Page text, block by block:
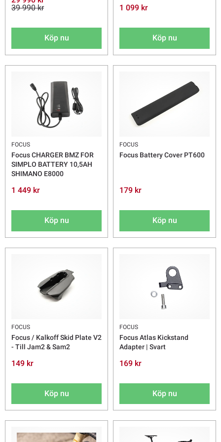
39 990 kr
Köp nu
1 099 kr
Köp nu
FOCUS
Focus CHARGER BMZ FOR
SIMPLO BATTERY 10,5AH
SHIMANO E8000
1 449 kr
Köp nu
FOCUS
Focus Battery Cover PT600
179 kr
Köp nu
FOCUS
Focus / Kalkoff Skid Plate V2
- Till Jam2 & Sam2
149 kr
Köp nu
FOCUS
Focus Atlas Kickstand
Adapter | Svart
169 kr
Köp nu